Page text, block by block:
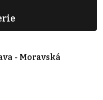
- Moravská